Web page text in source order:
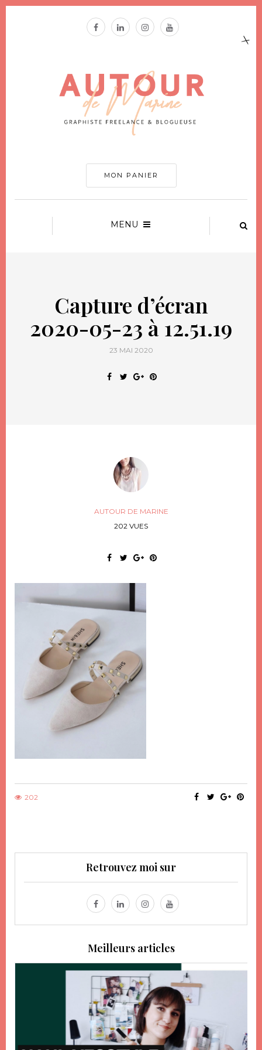
MON PANIER
MENU
Capture d’écran
2020-05-23 à 12.51.19
23 MAI 2020
AUTOUR DE MARINE
202 VUES
202
Retrouvez moi sur
Meilleurs articles